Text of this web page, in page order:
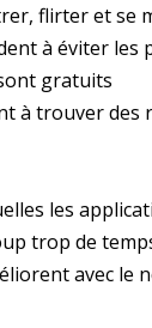
flirter et
à éviter
gratuits
à trouver des
les
trop de
avec